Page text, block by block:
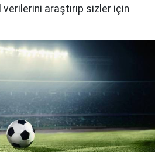
araştırıp sizler için